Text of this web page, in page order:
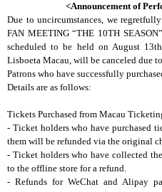
<Announcement of
Due to uncircumstances, we
FAN MEETING“THE 10TH
scheduled to be held on August
Lisboeta Macau, will be canceled due
Patrons who have successfully
Details are as follows:
Tickets Purchased from Macau
- Ticket holders who have purchased
them will be refunded via the original
- Ticket holders who have collected
to the offline store for a refund.
- Refunds for WeChat and Alipay